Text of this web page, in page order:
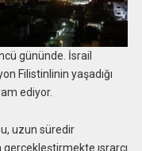
gününde. İsrail
Filistinlinin yaşadığı
ediyor.
uzun süredir
gerçekleştirmekte ısrarcı